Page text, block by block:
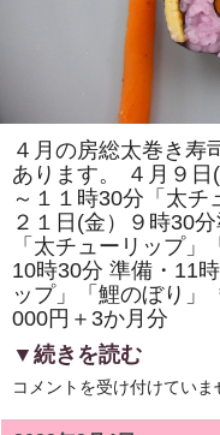
室
も
あ
り
ま
す。
は
４月の房総太巻き寿
あります。 ４月９
～１１時30分「太チ
２１日(金）９時30
「太チューリップ」
10時30分 準備・11
ップ」「鯉のぼり」
000円＋3か月分
▼続きを読む
4
の
コメントを受け付けていま